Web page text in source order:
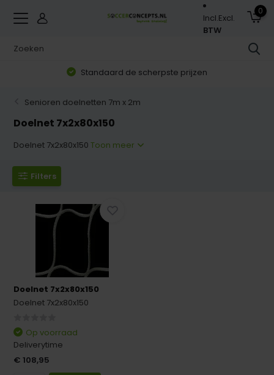
Incl.Excl.
BTW
0
Standaard de scherpste prijzen
Senioren doelnetten 7m x 2m
Doelnet 7x2x80x150
Doelnet 7x2x80x150Toon meer
Filters
Doelnet 7x2x80x150
Doelnet 7x2x80x150
Op voorraad
Deliverytime
€ 108,95